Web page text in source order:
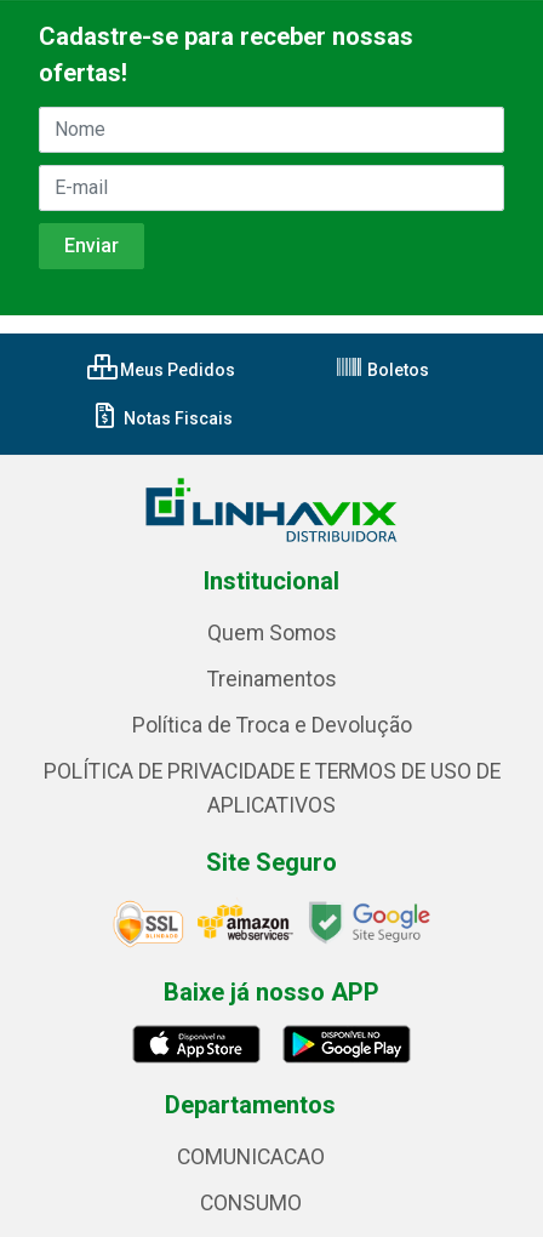
Cadastre-se para receber nossas
ofertas!
Meus Pedidos Boletos
Notas Fiscais
Institucional
Quem Somos
Treinamentos
Política de Troca e Devolução
POLÍTICA DE PRIVACIDADE E TERMOS DE USO DE
APLICATIVOS
Site Seguro
Baixe já nosso APP
Departamentos
COMUNICACAO
CONSUMO